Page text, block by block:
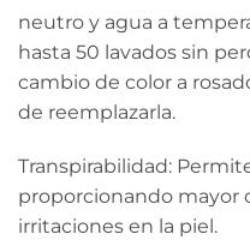
neutro y agua a
hasta 50 lavados sin
cambio de color a
de reemplazarla.
Transpirabilidad:
proporcionando mayor
irritaciones en la piel.